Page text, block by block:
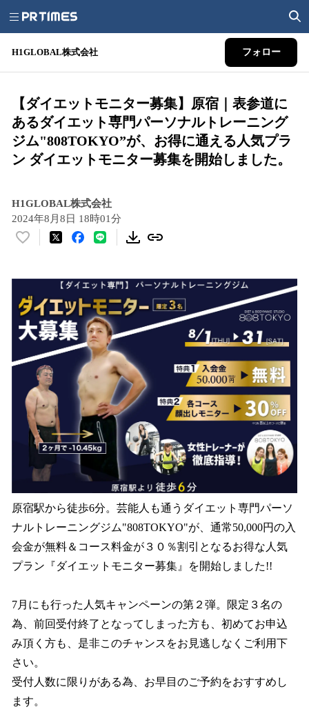
H1GLOBAL株式会社 フォロー
【ダイエットモニター募集】原宿｜表参道に
あるダイエット専門パーソナルトレーニング
ジム"808TOKYO”が、お得に通える人気プラ
ン ダイエットモニター募集を開始しました。
H1GLOBAL株式会社
2024年8月8日 18時01分
い
数
を
読
込
中
で
す
原宿駅から徒歩6分。芸能人も通うダイエット専門パーソ
ナルトレーニングジム"808TOKYO"が、通常50,000円の入
会金が無料＆コース料金が３０％割引となるお得な人気
プラン『ダイエットモニター募集』を開始しました!!
7月にも行った人気キャンペーンの第２弾。限定３名の
為、前回受付終了となってしまった方も、初めてお申込
み頂く方も、是非このチャンスをお見逃しなくご利用下
さい。
受付人数に限りがある為、お早目のご予約をおすすめし
ます。